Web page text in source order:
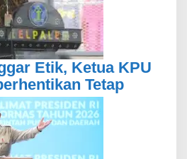
Etik, Ketua KPU
Tetap